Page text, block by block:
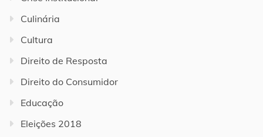
Culinária
Cultura
Direito de Resposta
Direito do Consumidor
Educação
Eleições 2018